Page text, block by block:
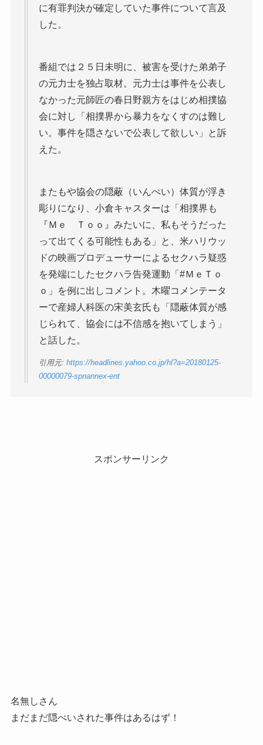
に有罪判決が確定していた事件について言及
した。
番組では２５日未明に、被害を受けた弟弟子
の元力士を独占取材。元力士は事件を公表し
なかった元師匠の春日野親方をはじめ相撲協
会に対し「相撲界から暴力をなくすのは難し
い。事件を隠さないで公表して欲しい」と訴
えた。
またもや協会の隠蔽（いんぺい）体質が浮き
彫りになり、小倉キャスターは「相撲界も
『Ｍｅ Ｔｏｏ』みたいに、私もそうだった
って出てくる可能性もある」と、米ハリウッ
ドの映画プロデューサーによるセクハラ疑惑
を発端にしたセクハラ告発運動「#ＭｅＴｏ
ｏ」を例に出しコメント。木曜コメンテータ
ーで産婦人科医の宋美玄氏も「隠蔽体質が感
じられて、協会には不信感を抱いてしまう」
と話した。
引用元: https://headlines.yahoo.co.jp/hl?a=20180125-
00000079-spnannex-ent
スポンサーリンク
名無しさん
まだまだ隠ぺいされた事件はあるはず！